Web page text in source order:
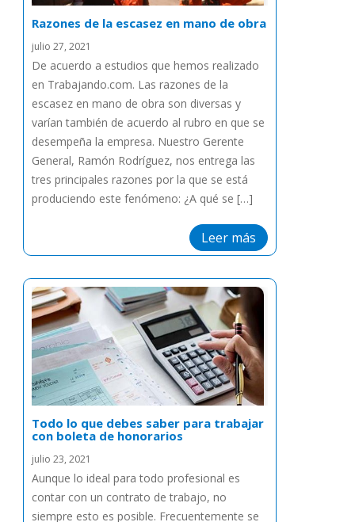
Razones de la escasez en mano de obra
julio 27, 2021
De acuerdo a estudios que hemos realizado
en Trabajando.com. Las razones de la
escasez en mano de obra son diversas y
varían también de acuerdo al rubro en que se
desempeña la empresa. Nuestro Gerente
General, Ramón Rodríguez, nos entrega las
tres principales razones por la que se está
produciendo este fenómeno: ¿A qué se […]
Leer más
Todo lo que debes saber para trabajar
con boleta de honorarios
julio 23, 2021
Aunque lo ideal para todo profesional es
contar con un contrato de trabajo, no
siempre esto es posible. Frecuentemente se